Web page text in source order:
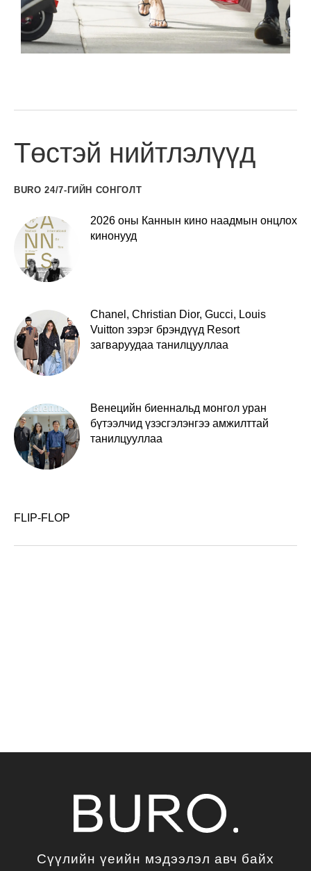
Төстэй нийтлэлүүд
BURO 24/7-ГИЙН СОНГОЛТ
2026 оны Каннын кино наадмын онцлох
кинонууд
Chanel, Christian Dior, Gucci, Louis
Vuitton зэрэг брэндүүд Resort
загваруудаа танилцууллаа
Венецийн биеннальд монгол уран
бүтээлчид үзэсгэлэнгээ амжилттай
танилцууллаа
FLIP-FLOP
Сүүлийн үеийн мэдээлэл авч байх